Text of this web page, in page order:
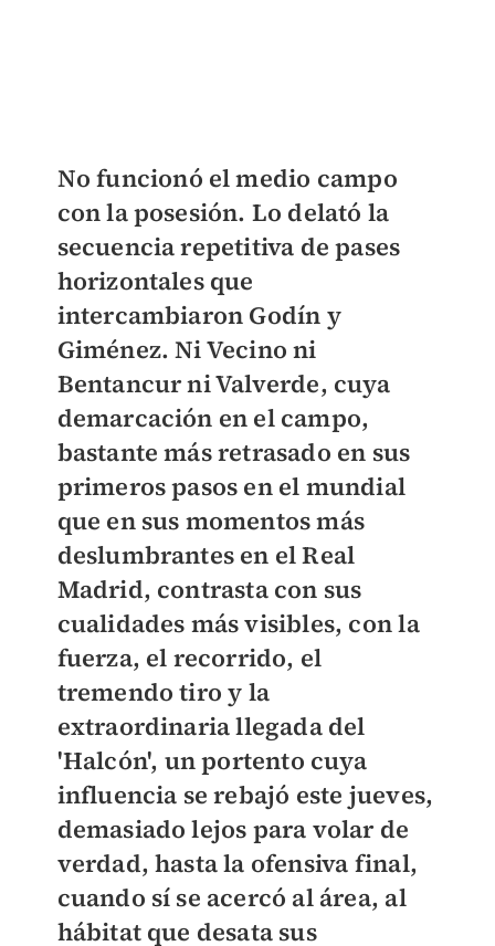
No funcionó el medio campo
con la posesión. Lo delató la
secuencia repetitiva de pases
horizontales que
intercambiaron Godín y
Giménez. Ni Vecino ni
Bentancur ni Valverde, cuya
demarcación en el campo,
bastante más retrasado en sus
primeros pasos en el mundial
que en sus momentos más
deslumbrantes en el Real
Madrid, contrasta con sus
cualidades más visibles, con la
fuerza, el recorrido, el
tremendo tiro y la
extraordinaria llegada del
'Halcón', un portento cuya
influencia se rebajó este jueves,
demasiado lejos para volar de
verdad, hasta la ofensiva final,
cuando sí se acercó al área, al
hábitat que desata sus